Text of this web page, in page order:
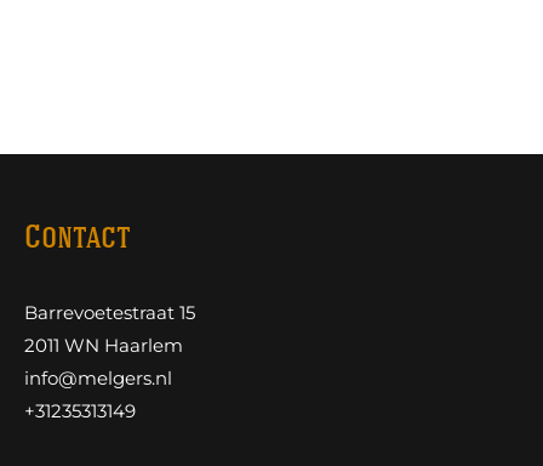
Contact
Barrevoetestraat 15
2011 WN Haarlem
info@melgers.nl
+31235313149